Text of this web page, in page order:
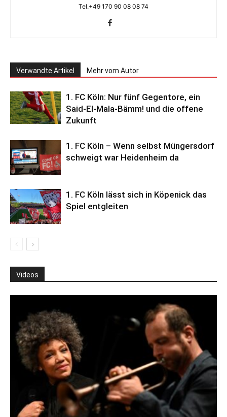
Tel.+49 170 90 08 08 74
Verwandte Artikel Mehr vom Autor
1. FC Köln: Nur fünf Gegentore, ein
Said-El-Mala-Bämm! und die offene
Zukunft
1. FC Köln – Wenn selbst Müngersdorf
schweigt war Heidenheim da
1. FC Köln lässt sich in Köpenick das
Spiel entgleiten
Videos